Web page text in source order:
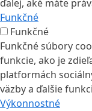
ďalej, aké máte
Funkčné
Funkčné
Funkčné súbory
funkcie, ako je
platformách
väzby a ďalšie
Výkonnostné